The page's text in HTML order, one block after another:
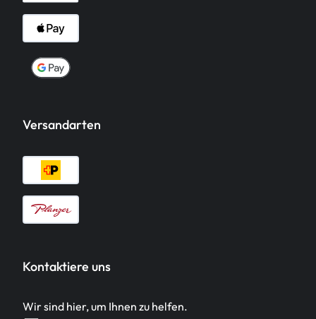
Versandarten
Kontaktiere uns
Wir sind hier, um Ihnen zu helfen.